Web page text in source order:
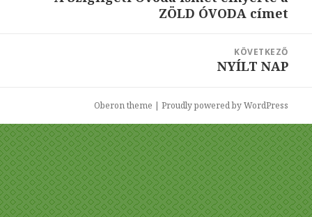
bejegyzések:
ZÖLD ÓVODA címet
KÖVETKEZŐ
Következő
NYÍLT NAP
Oberon theme | Proudly powered by WordPress